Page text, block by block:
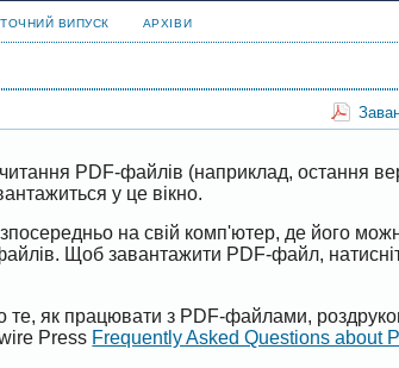
ВИПУСК АРХІВИ
PDF-файлів (наприклад, остання
у це вікно.
на свій комп'ютер, де його
Щоб завантажити PDF-файл,
як працювати з PDF-файлами,
Press Frequently Asked Questions about